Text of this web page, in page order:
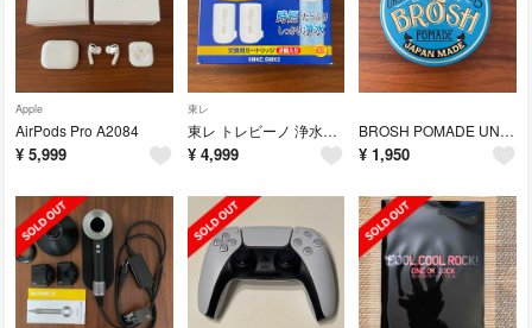
Apple
AirPods Pro A2084
¥ 5,999
東レ
東レ トレビーノ 浄水器 カセッティ交換用カートリッジ 時短・高除去 MKCSM
¥ 4,999
BROSH POMADE UNSCENTED ブロッシュポマード
¥ 1,950